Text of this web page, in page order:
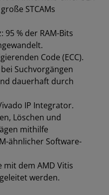
STCAMs
95 % der RAM-Bits
Code (ECC).
Suchvorgängen
dauerhaft durch
IP Integrator.
Löschen und
mithilfe
ähnlicher Software-
mit dem AMD Vitis
werden.